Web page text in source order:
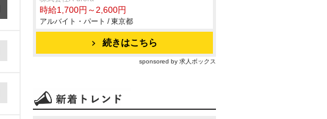
時給1,700円～2,600円
アルバイト・パート / 東京都
続きはこちら
sponsored by 求人ボックス